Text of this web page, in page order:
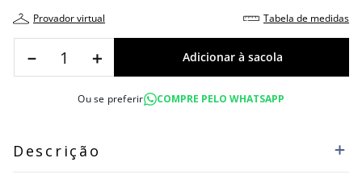
provador virtual tabela de medidas
＋
－
Ou se preferir COMPRE PELO WHATSAPP
Descrição